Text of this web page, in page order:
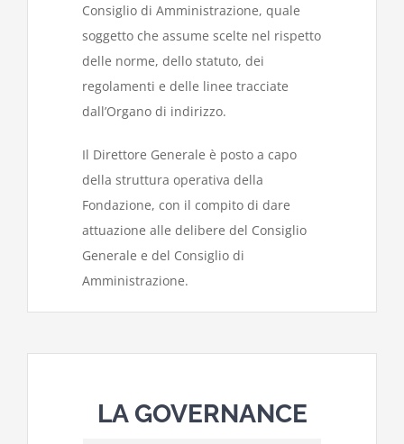
Consiglio di Amministrazione, quale
soggetto che assume scelte nel rispetto
delle norme, dello statuto, dei
regolamenti e delle linee tracciate
dall’Organo di indirizzo.
Il Direttore Generale è posto a capo
della struttura operativa della
Fondazione, con il compito di dare
attuazione alle delibere del Consiglio
Generale e del Consiglio di
Amministrazione.
LA GOVERNANCE